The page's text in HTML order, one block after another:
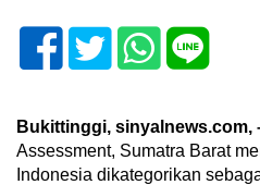
Bukittinggi, sinyalnews.com,
Assessment, Sumatra Barat
Indonesia dikategorikan